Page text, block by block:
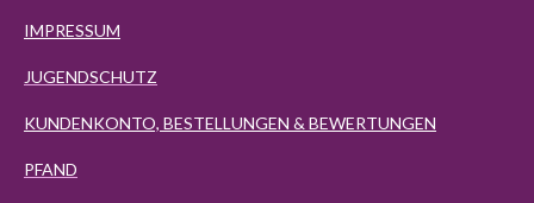
IMPRESSUM
JUGENDSCHUTZ
KUNDENKONTO, BESTELLUNGEN & BEWERTUNGEN
PFAND